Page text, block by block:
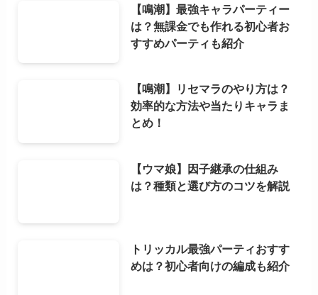
【鳴潮】最強キャラパーティー
は？無課金でも作れる初心者お
すすめパーティも紹介
【鳴潮】リセマラのやり方は？
効率的な方法や当たりキャラま
とめ！
【ウマ娘】因子継承の仕組み
は？種類と選び方のコツを解説
トリッカル最強パーティおすす
めは？初心者向けの編成も紹介